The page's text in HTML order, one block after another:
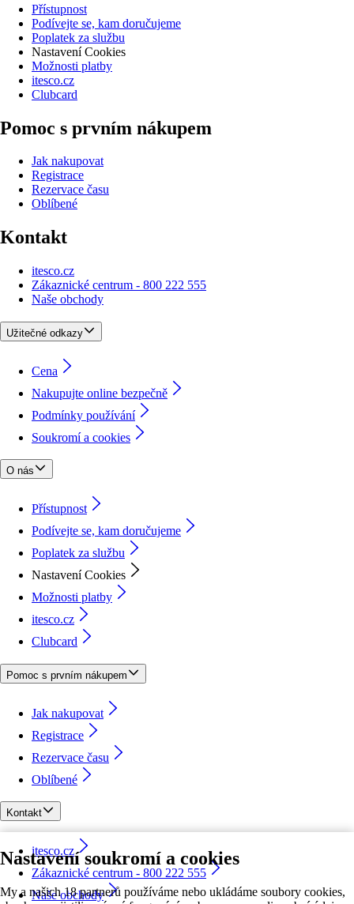
Nastavení soukromí a cookies
My a našich 18 partnerů používáme nebo ukládáme soubory cookies,
Přístupnost
Podívejte se, kam doručujeme
Poplatek za službu
Nastavení Cookies
Možnosti platby
itesco.cz
Clubcard
Pomoc s prvním nákupem
Jak nakupovat
Registrace
Rezervace času
Oblíbené
Kontakt
itesco.cz
Zákaznické centrum - 800 222 555
Naše obchody
Užitečné odkazy
Cena
Nakupujte online bezpečně
Podmínky používání
Soukromí a cookies
O nás
Přístupnost
Podívejte se, kam doručujeme
Poplatek za službu
Nastavení Cookies
Možnosti platby
itesco.cz
Clubcard
Pomoc s prvním nákupem
Jak nakupovat
Registrace
Rezervace času
Oblíbené
Kontakt
itesco.cz
Zákaznické centrum - 800 222 555
Naše obchody